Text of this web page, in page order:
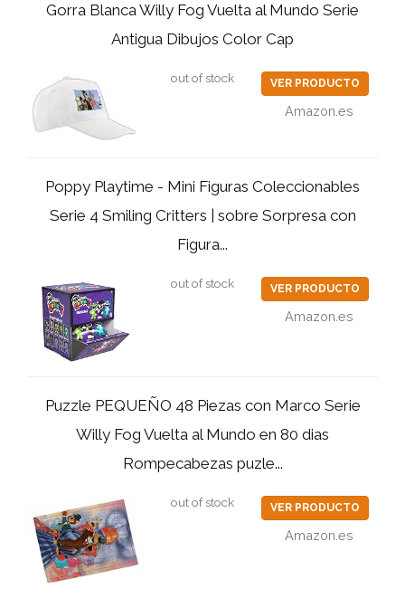
Gorra Blanca Willy Fog Vuelta al Mundo Serie
Antigua Dibujos Color Cap
out of stock VER PRODUCTO
Amazon.es
Poppy Playtime - Mini Figuras Coleccionables
Serie 4 Smiling Critters | sobre Sorpresa con
Figura...
out of stock VER PRODUCTO
Amazon.es
Puzzle PEQUEÑO 48 Piezas con Marco Serie
Willy Fog Vuelta al Mundo en 80 dias
Rompecabezas puzle...
out of stock VER PRODUCTO
Amazon.es